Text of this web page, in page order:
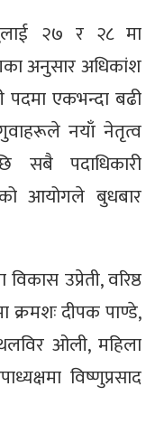
२७ र २८ मा
अनुसार अधिकांश
पदमा एकभन्दा बढी
नयाँ नेतृत्व
सबै पदाधिकारी
आयोगले बुधबार
उप्रेती, वरिष्ठ
क्रमशः दीपक पाण्डे,
ओली, महिला
विष्णुप्रसाद